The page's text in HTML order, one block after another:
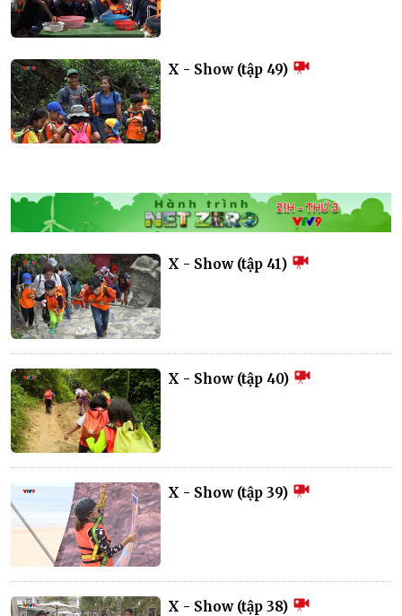
X - Show (tập 49)
X - Show (tập 41)
X - Show (tập 40)
X - Show (tập 39)
X - Show (tập 38)